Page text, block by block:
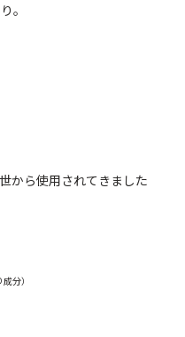
。
から使用されてきました
分）